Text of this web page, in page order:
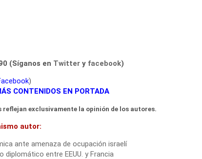
(Síganos en Twitter y facebook)
)
CONTENIDOS EN PORTADA
exclusivamente la opinión de los autores.
autor:
ante amenaza de ocupación israelí
diplomático entre EEUU. y Francia